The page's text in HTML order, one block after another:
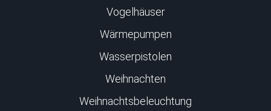
Vogelhäuser
Wärmepumpen
Wasserpistolen
Weihnachten
Weihnachtsbeleuchtung